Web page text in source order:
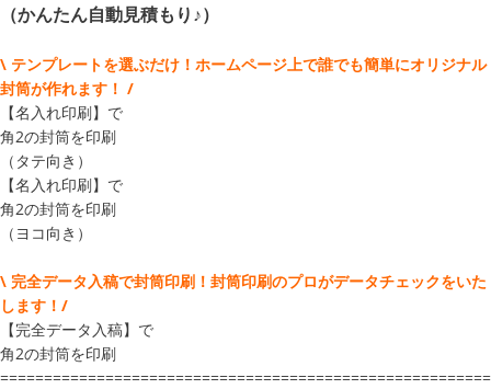
（かんたん自動見積もり♪）
\ テンプレートを選ぶだけ！ホームページ上で誰でも簡単にオリジナル
封筒が作れます！ /
【名入れ印刷】で
角2の封筒を印刷
（タテ向き）
【名入れ印刷】で
角2の封筒を印刷
（ヨコ向き）
\ 完全データ入稿で封筒印刷！封筒印刷のプロがデータチェックをいた
します！/
【完全データ入稿】で
角2の封筒を印刷